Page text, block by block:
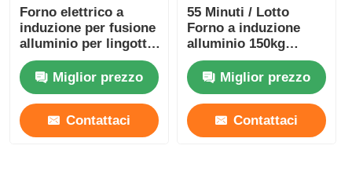
Controllo di qualità
Forno elettrico a
induzione per fusione
alluminio per lingotti,
peso 350 kg, durevole
Miglior prezzo
Contattaci
55 Minuti / Lotto
Forno a induzione
alluminio 150kg
Forno per lingotti
sottovuoto Stabile
Miglior prezzo
Contattaci